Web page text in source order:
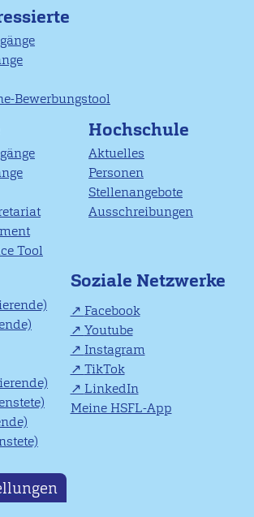
Bewerbungstool
Tool
Hochschule
Aktuelles
Personen
Stellenangebote
Ausschreibungen
Soziale Netzwerke
Facebook
Youtube
Instagram
TikTok
LinkedIn
Meine HSFL-App